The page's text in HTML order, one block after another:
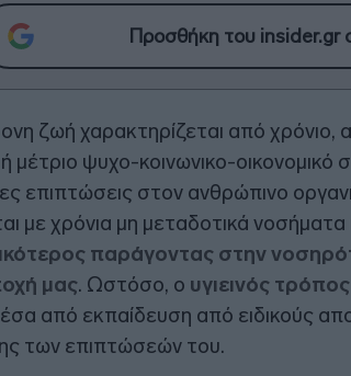
Προσθήκη του insider.gr
ζωή χαρακτηρίζεται από χρόνιο,
μέτριο ψυχο-κοινωνικο-
επιπτώσεις στον ανθρώπινο
με χρόνια μη μεταδοτικά νοσήματα
παράγοντας στην
μας. Ωστόσο, ο υγιεινός
από εκπαίδευση από ειδικούς
των επιπτώσεών του.